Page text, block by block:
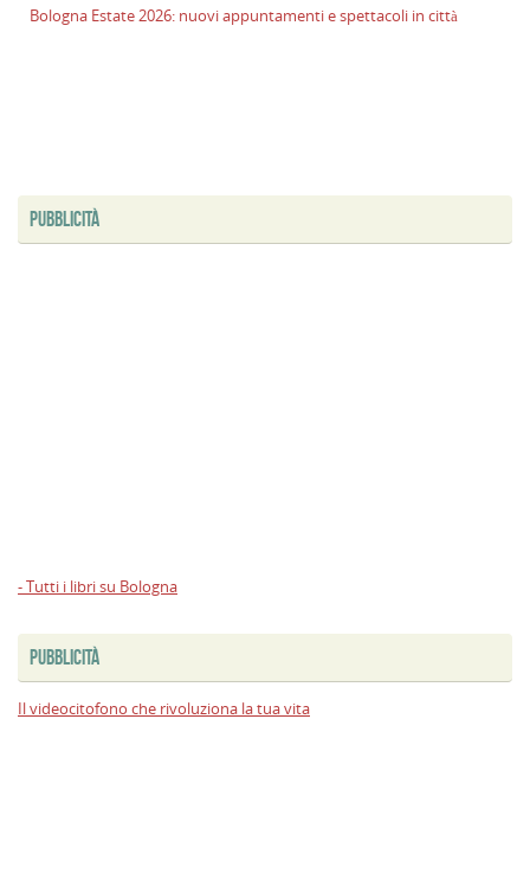
Bologna Estate 2026: nuovi appuntamenti e spettacoli in città
PUBBLICITÀ
- Tutti i libri su Bologna
PUBBLICITÀ
Il videocitofono che rivoluziona la tua vita